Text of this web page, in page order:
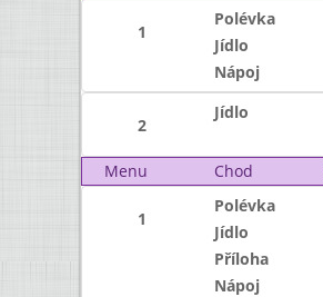
1
Polévka
Jídlo
Nápoj
2
Jídlo
Menu Chod
1
Polévka
Jídlo
Příloha
Nápoj